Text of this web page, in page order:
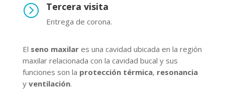
= Tercera visita
Entrega de corona.
El seno maxilares una cavidad ubicada en la región
maxilar relacionada con la cavidad bucal y sus
funciones son la protección térmica, resonancia
y ventilación.